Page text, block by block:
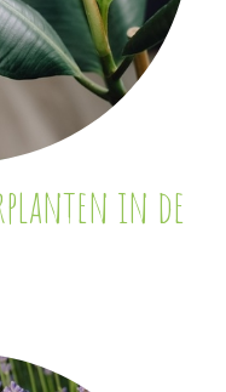
in de